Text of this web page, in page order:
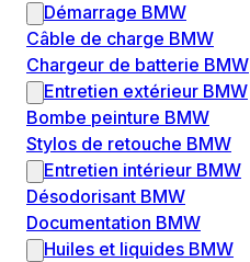
Démarrage BMW
Câble de charge BMW
Chargeur de batterie BMW
Entretien extérieur BMW
Bombe peinture BMW
Stylos de retouche BMW
Entretien intérieur BMW
Désodorisant BMW
Documentation BMW
Huiles et liquides BMW